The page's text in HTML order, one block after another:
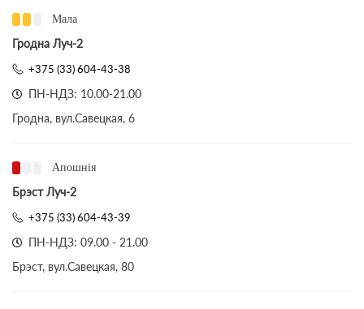
Мала
Гродна Луч-2
+375 (33) 604-43-38
ПН-НДЗ: 10.00-21.00
Гродна, вул.Савецкая, 6
Апошнія
Брэст Луч-2
+375 (33) 604-43-39
ПН-НДЗ: 09.00 - 21.00
Брэст, вул.Савецкая, 80